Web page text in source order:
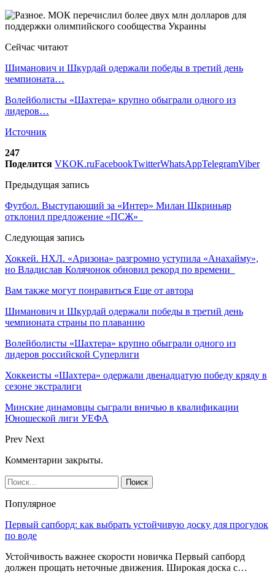
Сейчас читают
Шиманович и Шкурдай одержали победы в третий день
чемпионата…
Волейболисты «Шахтера» крупно обыграли одного из
лидеров…
Источник
247
Поделится VKOK.ruFacebookTwitterWhatsAppTelegramViber
Предыдущая запись
Футбол. Выступающий за «Интер» Милан Шкриньяр
отклонил предложение «ПСЖ»
Следующая запись
Хоккей. НХЛ. «Аризона» разгромно уступила «Анахайму»,
но Владислав Колячонок обновил рекорд по времени
Вам также могут понравиться Еще от автора
Шиманович и Шкурдай одержали победы в третий день
чемпионата страны по плаванию
Волейболисты «Шахтера» крупно обыграли одного из
лидеров российской Суперлиги
Хоккеисты «Шахтера» одержали двенадцатую победу кряду в
сезоне экстралиги
Минские динамовцы сыграли вничью в квалификации
Юношеской лиги УЕФА
Prev Next
Комментарии закрыты.
Популярное
Первый сапборд: как выбрать устойчивую доску для прогулок
по воде
Устойчивость важнее скорости новичка Первый сапборд
должен прощать неточные движения. Широкая доска с…